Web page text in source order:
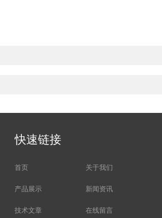
快速链接
首页 关于我们
产品展示 新闻资讯
技术文章 在线留言